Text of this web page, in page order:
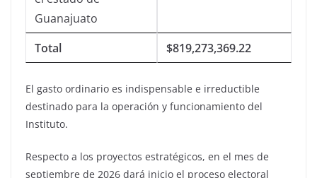
Guanajuato
Total $819,273,369.22
El gasto ordinario es indispensable e irreductible
destinado para la operación y funcionamiento del
Instituto.
Respecto a los proyectos estratégicos, en el mes de
septiembre de 2026 dará inicio el proceso electoral